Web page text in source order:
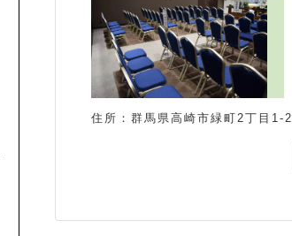
住所：群馬県高崎市緑町2丁目1-2